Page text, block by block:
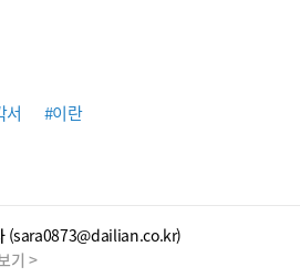
서 #이란
(sara0873@dailian.co.kr)
기 >